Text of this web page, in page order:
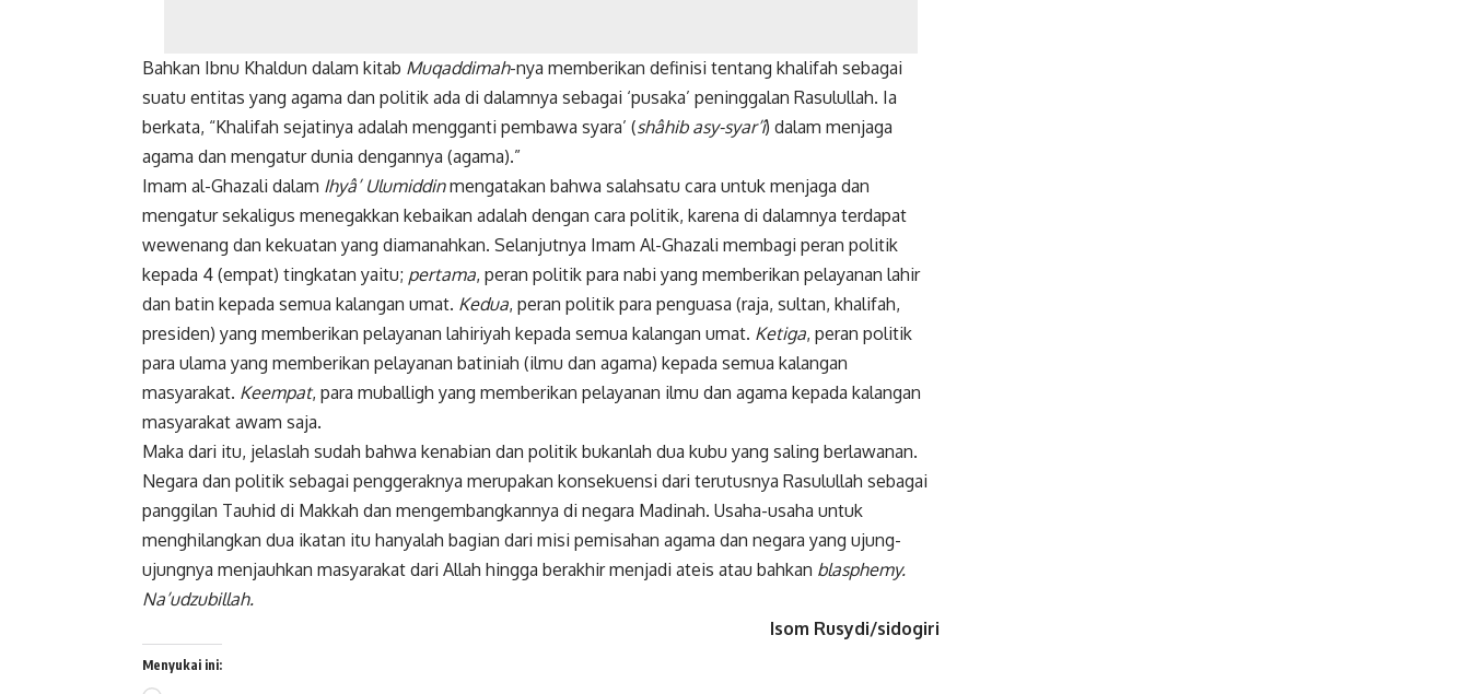
Bahkan Ibnu Khaldun dalam kitab Muqaddimah-nya memberikan definisi tentang khalifah sebagai
suatu entitas yang agama dan politik ada di dalamnya sebagai ‘pusaka’ peninggalan Rasulullah. Ia
berkata, “Khalifah sejatinya adalah mengganti pembawa syara’ (shâhib asy-syar’î) dalam menjaga
agama dan mengatur dunia dengannya (agama).”
Imam al-Ghazali dalam Ihyâ’ Ulumiddinmengatakan bahwa salahsatu cara untuk menjaga dan
mengatur sekaligus menegakkan kebaikan adalah dengan cara politik, karena di dalamnya terdapat
wewenang dan kekuatan yang diamanahkan. Selanjutnya Imam Al-Ghazali membagi peran politik
kepada 4 (empat) tingkatan yaitu; pertama, peran politik para nabi yang memberikan pelayanan lahir
dan batin kepada semua kalangan umat. Kedua, peran politik para penguasa (raja, sultan, khalifah,
presiden) yang memberikan pelayanan lahiriyah kepada semua kalangan umat. Ketiga, peran politik
para ulama yang memberikan pelayanan batiniah (ilmu dan agama) kepada semua kalangan
masyarakat. Keempat, para muballigh yang memberikan pelayanan ilmu dan agama kepada kalangan
masyarakat awam saja.
Maka dari itu, jelaslah sudah bahwa kenabian dan politik bukanlah dua kubu yang saling berlawanan.
Negara dan politik sebagai penggeraknya merupakan konsekuensi dari terutusnya Rasulullah sebagai
panggilan Tauhid di Makkah dan mengembangkannya di negara Madinah. Usaha-usaha untuk
menghilangkan dua ikatan itu hanyalah bagian dari misi pemisahan agama dan negara yang ujung-
ujungnya menjauhkan masyarakat dari Allah hingga berakhir menjadi ateis atau bahkan blasphemy.
Na’udzubillah.
Isom Rusydi/sidogiri
Menyukai ini: